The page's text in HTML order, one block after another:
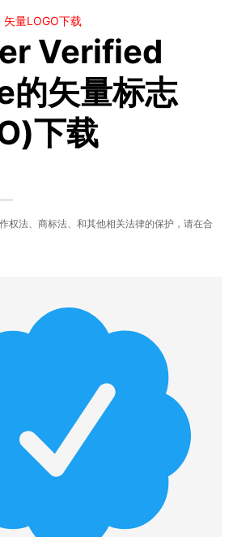
矢量LOGO下载
Verified
的矢量标志
下载
权法、商标法、和其他相关法律的保护，请在合